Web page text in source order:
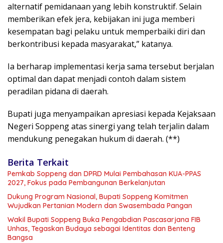
alternatif pemidanaan yang lebih konstruktif. Selain
memberikan efek jera, kebijakan ini juga memberi
kesempatan bagi pelaku untuk memperbaiki diri dan
berkontribusi kepada masyarakat,” katanya.
Ia berharap implementasi kerja sama tersebut berjalan
optimal dan dapat menjadi contoh dalam sistem
peradilan pidana di daerah.
Bupati juga menyampaikan apresiasi kepada Kejaksaan
Negeri Soppeng atas sinergi yang telah terjalin dalam
mendukung penegakan hukum di daerah. (**)
Berita Terkait
Pemkab Soppeng dan DPRD Mulai Pembahasan KUA-PPAS
2027, Fokus pada Pembangunan Berkelanjutan
Dukung Program Nasional, Bupati Soppeng Komitmen
Wujudkan Pertanian Modern dan Swasembada Pangan
Wakil Bupati Soppeng Buka Pengabdian Pascasarjana FIB
Unhas, Tegaskan Budaya sebagai Identitas dan Benteng
Bangsa